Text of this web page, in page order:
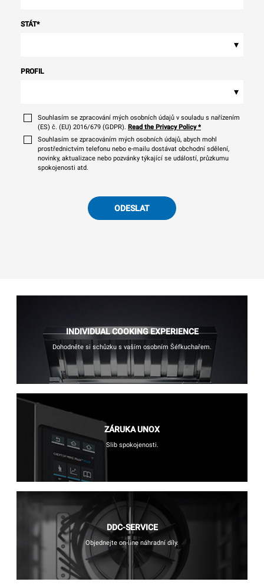
STÁT*
▾
PROFIL
▾
Souhlasím se zpracování mých osobních údajů v souladu s nařízením
(ES) č. (EU) 2016/679 (GDPR). Read the Privacy Policy*
Souhlasím se zpracováním mých osobních údajů, abych mohl
prostřednictvím telefonu nebo e-mailu dostávat obchodní sdělení,
novinky, aktualizace nebo pozvánky týkající se událostí, průzkumu
spokojenosti atd.
ODESLAT
INDIVIDUAL COOKING EXPERIENCE
Dohodněte si schůzku s vaším osobním Šéfkuchařem.
ZÁRUKA UNOX
Slib spokojenosti.
DDC-SERVICE
Objednejte on-line náhradní díly.